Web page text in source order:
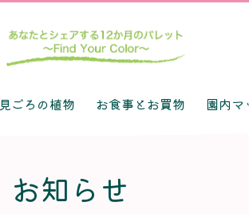
見ごろの植物 お食事とお買物 園内マ
お知らせ